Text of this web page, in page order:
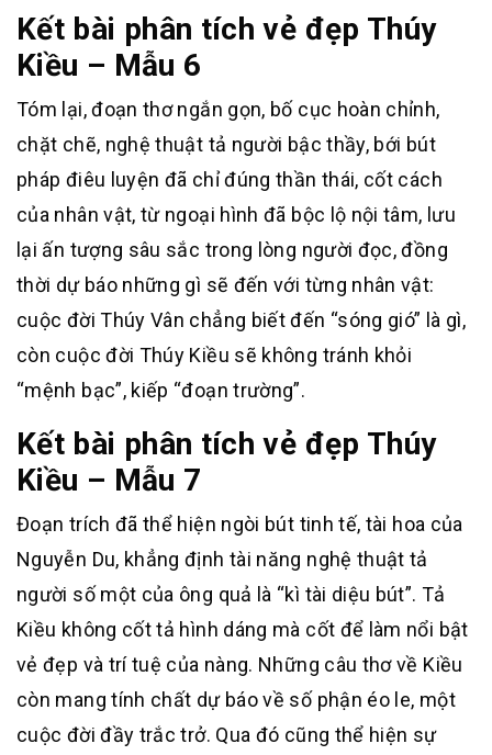
Kết bài phân tích vẻ đẹp Thúy
Kiều – Mẫu 6
Tóm lại, đoạn thơ ngắn gọn, bố cục hoàn chỉnh,
chặt chẽ, nghệ thuật tả người bậc thầy, bới bút
pháp điêu luyện đã chỉ đúng thần thái, cốt cách
của nhân vật, từ ngoại hình đã bộc lộ nội tâm, lưu
lại ấn tượng sâu sắc trong lòng người đọc, đồng
thời dự báo những gì sẽ đến với từng nhân vật:
cuộc đời Thúy Vân chẳng biết đến “sóng gió” là gì,
còn cuộc đời Thúy Kiều sẽ không tránh khỏi
“mệnh bạc”, kiếp “đoạn trường”.
Kết bài phân tích vẻ đẹp Thúy
Kiều – Mẫu 7
Đoạn trích đã thể hiện ngòi bút tinh tế, tài hoa của
Nguyễn Du, khẳng định tài năng nghệ thuật tả
người số một của ông quả là “kì tài diệu bút”. Tả
Kiều không cốt tả hình dáng mà cốt để làm nổi bật
vẻ đẹp và trí tuệ của nàng. Những câu thơ về Kiều
còn mang tính chất dự báo về số phận éo le, một
cuộc đời đầy trắc trở. Qua đó cũng thể hiện sự